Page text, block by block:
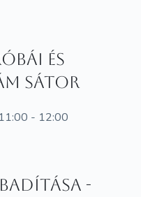
és
Sátor
- 12:00
-